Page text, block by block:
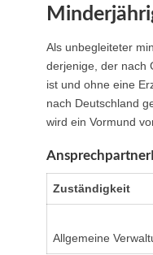
Als unbegleiteter
derjenige, der nach
ist und ohne eine
nach Deutschland
wird ein Vormund
Zuständigkeit
Allgemeine